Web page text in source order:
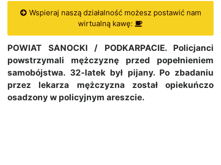
Wspieraj naszą działalność możesz postawić nam
wirtualną kawę:
POWIAT SANOCKI / PODKARPACIE. Policjanci
powstrzymali mężczyznę przed popełnieniem
samobójstwa. 32-latek był pijany. Po zbadaniu
przez lekarza mężczyzna został opiekuńczo
osadzony w policyjnym areszcie.